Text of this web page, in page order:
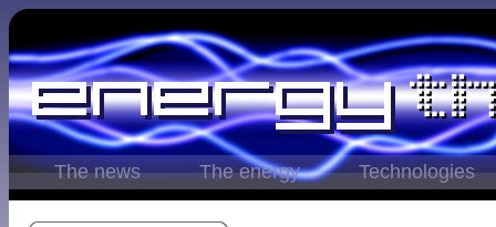
The news The energy Technologies